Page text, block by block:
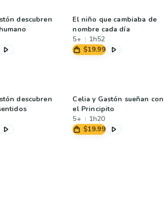
descubren
El niño que cambiaba de
nombre cada día
5+
1h52
$19.99
descubren
Celia y Gastón sueñan con
el Principito
5+
1h20
$19.99